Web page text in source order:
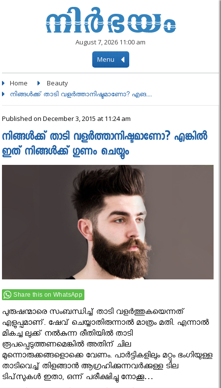
August 7, 2026 11:00 am
Menu
Home Beauty
നിങ്ങള്‍ക്ക് താടി വളര്‍ത്താനിഷ്ടമാണോ? എങ....
Published on December 3, 2015 at 11:24 am
നിങ്ങള്‍ക്ക് താടി വളര്‍ത്താനിഷ്ടമാണോ? എങ്കില്‍
ഇത് നിങ്ങള്‍ക്ക് ഗുണം ചെയ്യും
Share this on WhatsApp
പുരുഷന്മാരെ സംബന്ധിച്ച് താടി വളര്‍ത്തുകയെന്നത്
എളുപ്പമാണ്. ഷേവ് ചെയ്യാതിരുന്നാല്‍ മാത്രം മതി. എന്നാല്‍
മികച്ച ലുക്ക് നല്‍കുന്ന രീതിയില്‍ താടി
രൂപപ്പെടുത്തണമെങ്കില്‍ അതിന് ചില
മുന്നൊരുക്കങ്ങളൊക്കെ വേണം. പാര്‍ട്ടികളിലും മറ്റും ഭംഗിയുള്ള
താടിവെച്ച് തിളങ്ങാന്‍ ആഗ്രഹിക്കുന്നവര്‍ക്കുള്ള ടില
ടിപ്‌സുകള്‍ ഇതാ, ഒന്ന് പരീക്ഷിച്ചു നോക്കൂ…